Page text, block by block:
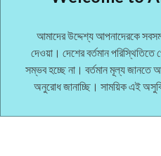
আমাদের উদ্দেশ্য আপনাদেরকে
দেওয়া। দেশের বর্তমান
সম্ভব হচ্ছে না। বর্তমান মূল্য জানতে
অনুরোধ জানাচ্ছি। সাময়িক এই